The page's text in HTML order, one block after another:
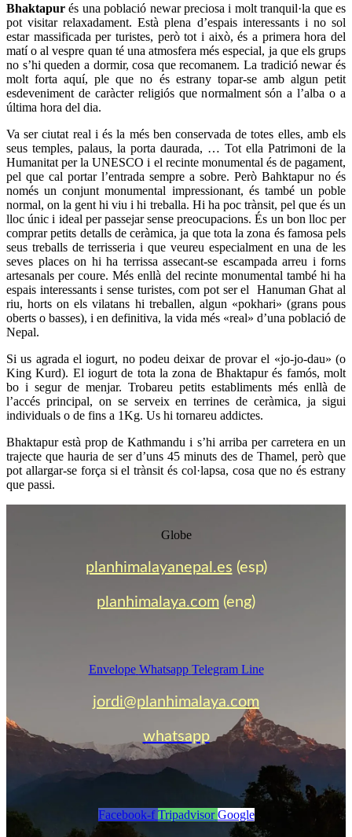
Bhaktapur és una població newar preciosa i molt tranquil·la que es
pot visitar relaxadament. Està plena d’espais interessants i no sol
estar massificada per turistes, però tot i això, és a primera hora del
matí o al vespre quan té una atmosfera més especial, ja que els grups
no s’hi queden a dormir, cosa que recomanem. La tradició newar és
molt forta aquí, ple que no és estrany topar-se amb algun petit
esdeveniment de caràcter religiós que normalment són a l’alba o a
última hora del dia.
Va ser ciutat real i és la més ben conservada de totes elles, amb els
seus temples, palaus, la porta daurada, … Tot ella Patrimoni de la
Humanitat per la UNESCO i el recinte monumental és de pagament,
pel que cal portar l’entrada sempre a sobre. Però Bahktapur no és
només un conjunt monumental impressionant, és també un poble
normal, on la gent hi viu i hi treballa. Hi ha poc trànsit, pel que és un
lloc únic i ideal per passejar sense preocupacions. És un bon lloc per
comprar petits detalls de ceràmica, ja que tota la zona és famosa pels
seus treballs de terrisseria i que veureu especialment en una de les
seves places on hi ha terrissa assecant-se escampada arreu i forns
artesanals per coure. Més enllà del recinte monumental també hi ha
espais interessants i sense turistes, com pot ser el Hanuman Ghat al
riu, horts on els vilatans hi treballen, algun «pokhari» (grans pous
oberts o basses), i en definitiva, la vida més «real» d’una població de
Nepal.
Si us agrada el iogurt, no podeu deixar de provar el «jo-jo-dau» (o
King Kurd). El iogurt de tota la zona de Bhaktapur és famós, molt
bo i segur de menjar. Trobareu petits establiments més enllà de
l’accés principal, on se serveix en terrines de ceràmica, ja sigui
individuals o de fins a 1Kg. Us hi tornareu addictes.
Bhaktapur està prop de Kathmandu i s’hi arriba per carretera en un
trajecte que hauria de ser d’uns 45 minuts des de Thamel, però que
pot allargar-se força si el trànsit és col·lapsa, cosa que no és estrany
que passi.
Globe
planhimalayanepal.es (esp)
planhimalaya.com (eng)
Envelope Whatsapp Telegram Line
jordi@planhimalaya.com
whatsapp
Facebook-f Tripadvisor Google